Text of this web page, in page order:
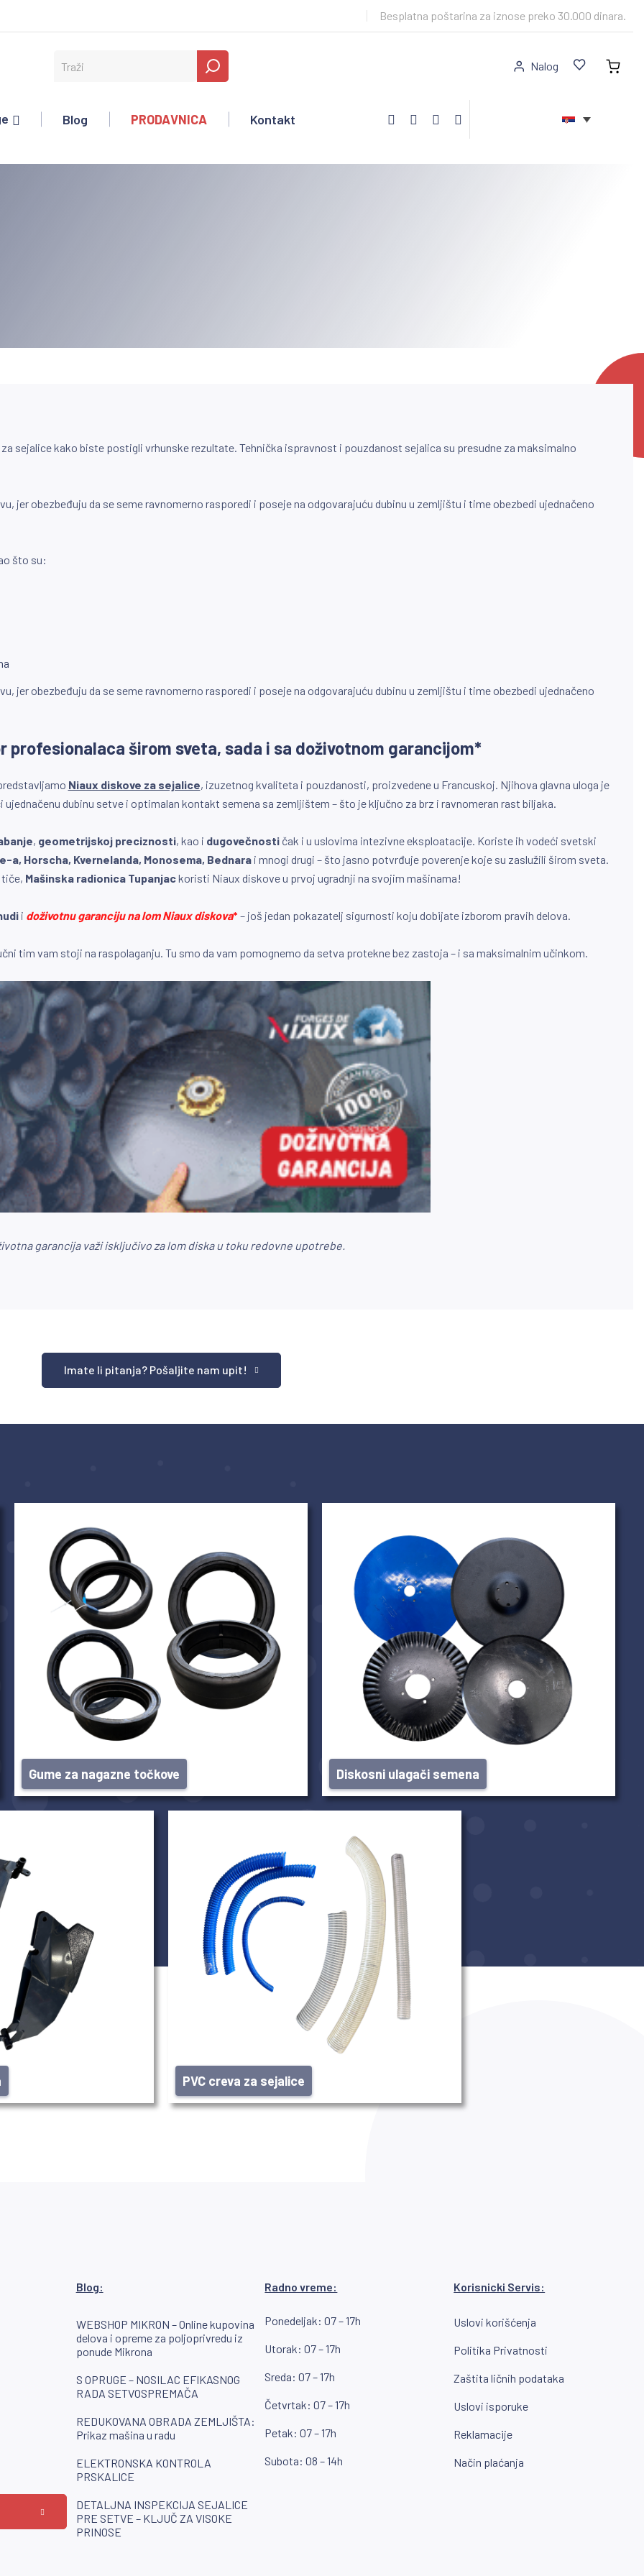
Besplatna poštarina za iznose preko 30.000 dinara.
Nalog
Blog PRODAVNICA Kontakt
sejalice kako biste postigli vrhunske rezultate. Tehnička ispravnost i pouzdanost sejalica su presudne za maksimalno
jer obezbeđuju da se seme ravnomerno rasporedi i poseje na odgovarajuću dubinu u zemljištu i time obezbedi ujednačeno
što su:
jer obezbeđuju da se seme ravnomerno rasporedi i poseje na odgovarajuću dubinu u zemljištu i time obezbedi ujednačeno
profesionalaca širom sveta, sada i sa doživotnom garancijom*
Niaux diskove za sejalice, izuzetnog kvaliteta i pouzdanosti, proizvedene u Francuskoj. Njihova glavna uloga je
dubinu setve i optimalan kontakt semena sa zemljištem – što je ključno za brz i ravnomeran rast biljaka.
, geometrijskoj preciznosti, kao i dugovečnostičak i u uslovima intezivne eksploatacije. Koriste ih vodeći svetski
a, Horscha, Kvernelanda, Monosema, Bednarai mnogi drugi – što jasno potvrđuje poverenje koje su zaslužili širom sveta.
Mašinska radionica Tupanjackoristi Niaux diskove u prvoj ugradnji na svojim mašinama!
i doživotnu garanciju na lom Niaux diskova* – još jedan pokazatelj sigurnosti koju dobijate izborom pravih delova.
tim vam stoji na raspolaganju. Tu smo da vam pomognemo da setva protekne bez zastoja – i sa maksimalnim učinkom.
garancija važi isključivo za lom diska u toku redovne upotrebe.
Imate li pitanja? Pošaljite nam upit!
Gume za nagazne točkove Diskosni ulagači semena
PVC creva za sejalice
Blog:
WEBSHOP MIKRON – Online kupovina
delova i opreme za poljoprivredu iz
ponude Mikrona
S OPRUGE – NOSILAC EFIKASNOG
RADA SETVOSPREMAČA
REDUKOVANA OBRADA ZEMLJIŠTA:
Prikaz mašina u radu
ELEKTRONSKA KONTROLA
PRSKALICE
DETALJNA INSPEKCIJA SEJALICE
PRE SETVE – KLJUČ ZA VISOKE
PRINOSE
Radno vreme:
Ponedeljak: 07 – 17h
Utorak: 07 – 17h
Sreda: 07 – 17h
Četvrtak: 07 – 17h
Petak: 07 – 17h
Subota: 08 – 14h
Korisnicki Servis:
Uslovi korišćenja
Politika Privatnosti
Zaštita ličnih podataka
Uslovi isporuke
Reklamacije
Način plaćanja